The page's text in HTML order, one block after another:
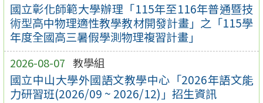
國立彰化師範大學辦理「115年至116年普通暨技
術型高中物理適性教學教材開發計畫」之「115學
年度全國高三暑假學測物理複習計畫」
2026-08-07 教學組
國立中山大學外國語文教學中心「2026年語文能
力研習班(2026/09 ~ 2026/12)」招生資訊